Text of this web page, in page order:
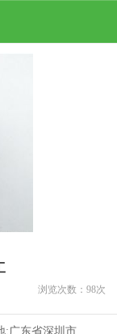
浏览次数： 98次
:广东省深圳市